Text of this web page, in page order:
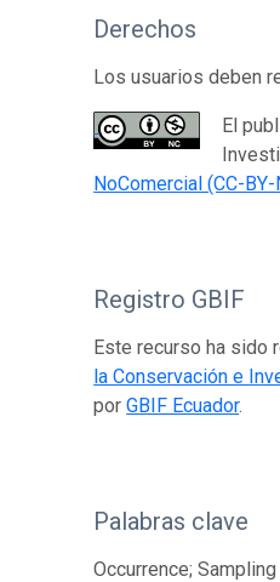
Derechos
Los usuarios deben
El
NoComercial (CC-BY-
Registro GBIF
Este recurso ha sido
la Conservación e
porGBIF Ecuador.
Palabras clave
Occurrence;